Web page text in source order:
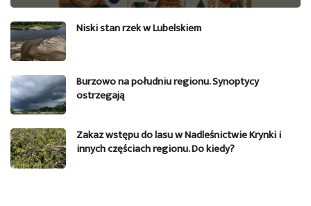
Niski stan rzek w Lubelskiem
Burzowo na południu regionu. Synoptycy
ostrzegają
Zakaz wstępu do lasu w Nadleśnictwie Krynki i
innych częściach regionu. Do kiedy?